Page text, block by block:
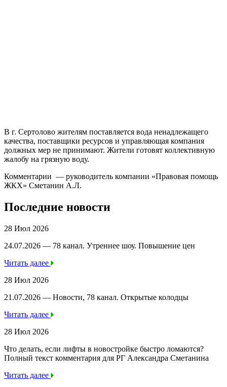
В г. Сертолово жителям поставляется вода ненадлежащего
качества, поставщики ресурсов и управляющая компания
должных мер не принимают. Жители готовят коллективную
жалобу на грязную воду.
Комментарии — руководитель компании «Правовая помощь
ЖКХ» Сметанин А.Л.
Последние новости
28 Июл 2026
24.07.2026 — 78 канал. Утреннее шоу. Повышение цен
Читать далее
28 Июл 2026
21.07.2026 — Новости, 78 канал. Открытые колодцы
Читать далее
28 Июл 2026
Что делать, если лифты в новостройке быстро ломаются?
Полный текст комментария для РГ Александра Сметанина
Читать далее